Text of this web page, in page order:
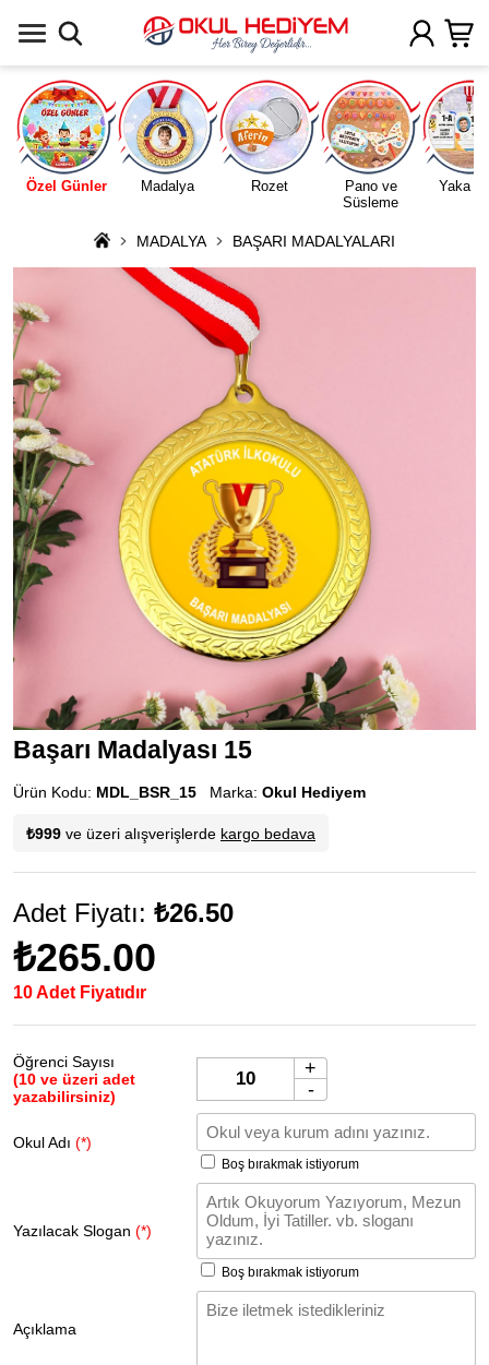
Özel Günler Madalya Rozet
Pano ve
Süsleme
Yaka
MADALYA BAŞARI MADALYALARI
Başarı Madalyası 15
Ürün Kodu: MDL_BSR_15 Marka: Okul Hediyem
₺999 ve üzeri alışverişlerde kargo bedava
Adet Fiyatı: ₺26.50
₺265.00
10 Adet Fiyatıdır
Öğrenci Sayısı
(10 ve üzeri adet
yazabilirsiniz)
+
-
Okul Adı (*)
Boş bırakmak istiyorum
Yazılacak Slogan (*)
Boş bırakmak istiyorum
Açıklama
Uygulamada Aç